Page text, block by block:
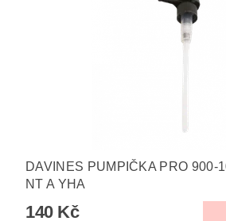
DAVINES PUMPIČKA PRO 900-
NT A YHA
140 Kč